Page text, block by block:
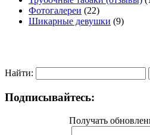
Фотогалереи (22)
Шикарные девушки (9)
Найти:
Подписывайтесь:
Получать